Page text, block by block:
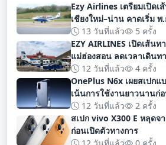
Ezy Airlines เตรียมเปิดเ
เชียงใหม่–น่าน คาดเริ่ม พ
13 วันที่แล้ว
5 ครั้ง
EZY AIRLINES เปิดเส้น
แม่ฮ่องสอน ลดเวลาเดินท
12 วันที่แล้ว
4 ครั้ง
OnePlus N6x เผยสเปก
เน้นการใช้งานยาวนานก่
ทางการ
12 วันที่แล้ว
2 ครั้ง
สเปก vivo X300 E หลุดจ
ก่อนเปิดตัวทางการ